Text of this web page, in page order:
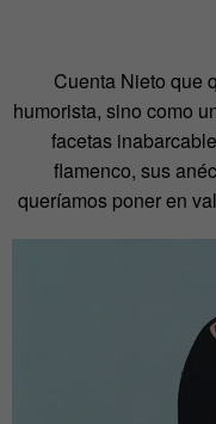
Cuenta Nieto que
humorista, sino como
facetas
flamenco, sus
queríamos poner en